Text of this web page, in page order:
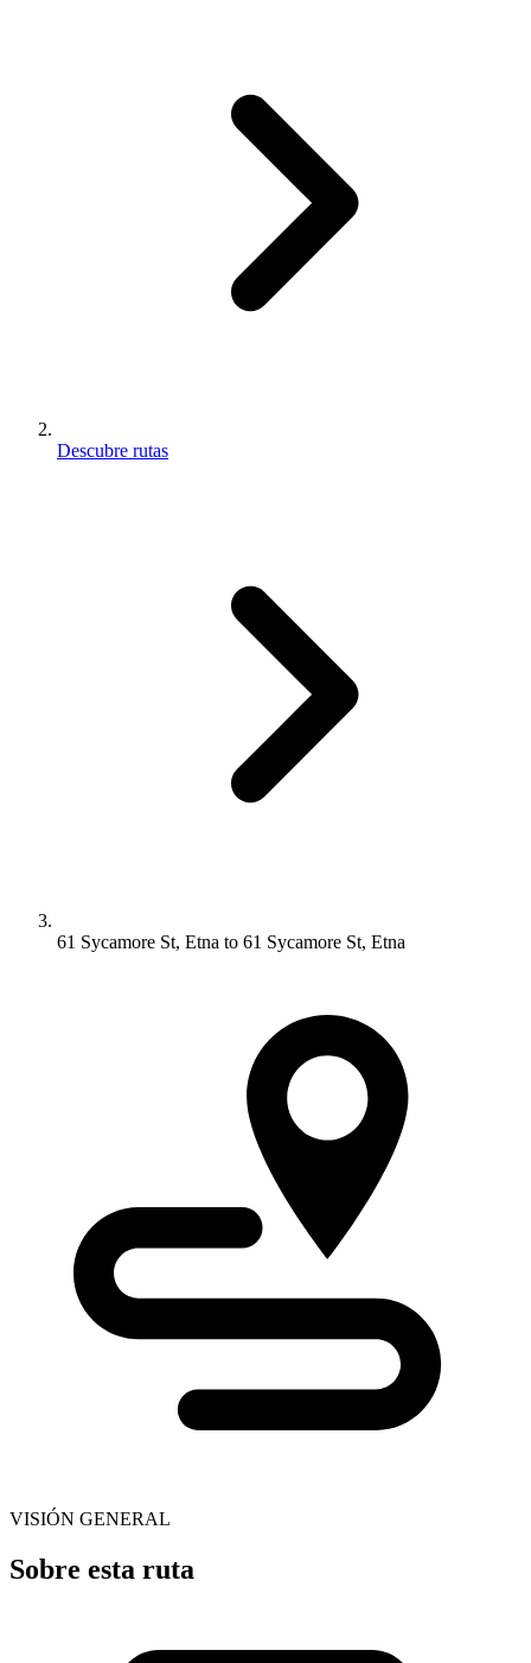
Descubre rutas
61 Sycamore St, Etna to 61 Sycamore St, Etna
VISIÓN GENERAL
Sobre esta ruta